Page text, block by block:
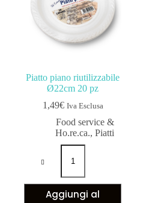
Piatto piano riutilizzabile
Ø22cm 20 pz
1,49€ Iva Esclusa
Food service &
Ho.re.ca.,Piatti
Aggiungi al